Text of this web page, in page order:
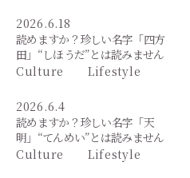
2026.6.18
読めますか？珍しい名字「四方
田」“しほうだ”とは読みません
Culture
Lifestyle
2026.6.4
読めますか？珍しい名字「天
明」“てんめい”とは読みません
Culture
Lifestyle